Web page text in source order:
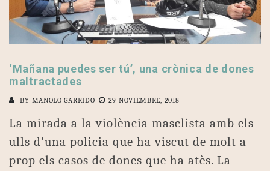
‘Mañana puedes ser tú’, una crònica de dones
maltractades
BY MANOLO GARRIDO 29 NOVIEMBRE, 2018
La mirada a la violència masclista amb els
ulls d’una policia que ha viscut de molt a
prop els casos de dones que ha atès. La